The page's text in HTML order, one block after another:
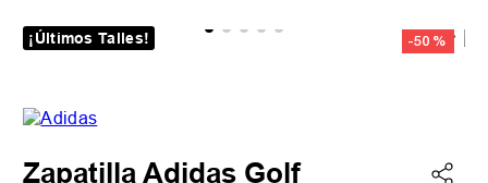
¡Últimos Talles! -50 %
Zapatilla Adidas Golf